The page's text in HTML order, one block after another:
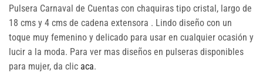
Pulsera Carnaval de Cuentas con chaquiras tipo cristal, largo de
18 cms y 4 cms de cadena extensora . Lindo diseño con un
toque muy femenino y delicado para usar en cualquier ocasión y
lucir a la moda. Para ver mas diseños en pulseras disponibles
para mujer, da clic aca.